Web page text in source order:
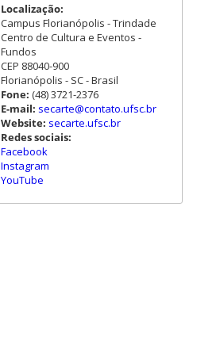
Localização:
Campus Florianópolis - Trindade
Centro de Cultura e Eventos -
Fundos
CEP 88040-900
Florianópolis - SC - Brasil
Fone: (48) 3721-2376
E-mail: secarte@contato.ufsc.br
Website: secarte.ufsc.br
Redes sociais:
Facebook
Instagram
YouTube